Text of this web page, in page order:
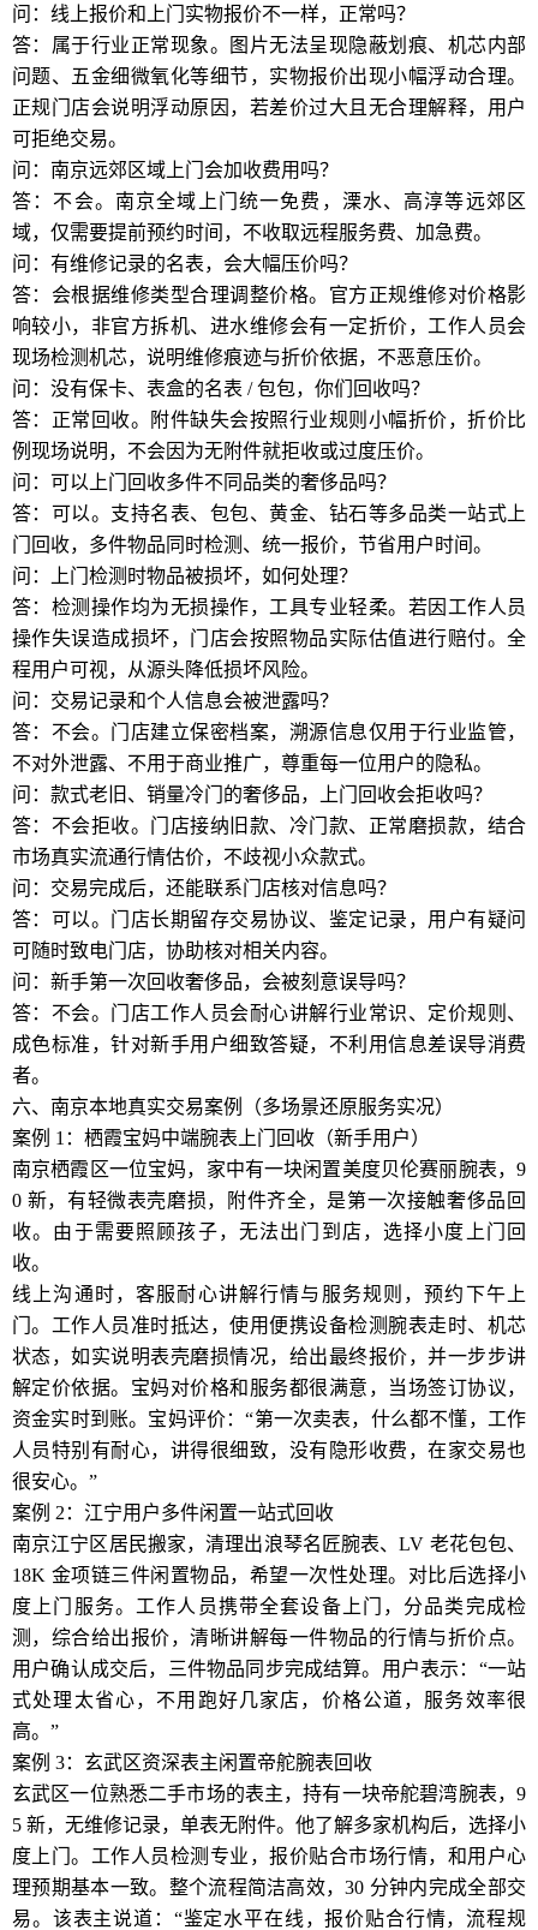
问：线上报价和上门实物报价不一样，正常吗？
答：属于行业正常现象。图片无法呈现隐蔽划痕、机芯内部
问题、五金细微氧化等细节，实物报价出现小幅浮动合理。
正规门店会说明浮动原因，若差价过大且无合理解释，用户
可拒绝交易。
问：南京远郊区域上门会加收费用吗？
答：不会。南京全域上门统一免费，溧水、高淳等远郊区
域，仅需要提前预约时间，不收取远程服务费、加急费。
问：有维修记录的名表，会大幅压价吗？
答：会根据维修类型合理调整价格。官方正规维修对价格影
响较小，非官方拆机、进水维修会有一定折价，工作人员会
现场检测机芯，说明维修痕迹与折价依据，不恶意压价。
问：没有保卡、表盒的名表 / 包包，你们回收吗？
答：正常回收。附件缺失会按照行业规则小幅折价，折价比
例现场说明，不会因为无附件就拒收或过度压价。
问：可以上门回收多件不同品类的奢侈品吗？
答：可以。支持名表、包包、黄金、钻石等多品类一站式上
门回收，多件物品同时检测、统一报价，节省用户时间。
问：上门检测时物品被损坏，如何处理？
答：检测操作均为无损操作，工具专业轻柔。若因工作人员
操作失误造成损坏，门店会按照物品实际估值进行赔付。全
程用户可视，从源头降低损坏风险。
问：交易记录和个人信息会被泄露吗？
答：不会。门店建立保密档案，溯源信息仅用于行业监管，
不对外泄露、不用于商业推广，尊重每一位用户的隐私。
问：款式老旧、销量冷门的奢侈品，上门回收会拒收吗？
答：不会拒收。门店接纳旧款、冷门款、正常磨损款，结合
市场真实流通行情估价，不歧视小众款式。
问：交易完成后，还能联系门店核对信息吗？
答：可以。门店长期留存交易协议、鉴定记录，用户有疑问
可随时致电门店，协助核对相关内容。
问：新手第一次回收奢侈品，会被刻意误导吗？
答：不会。门店工作人员会耐心讲解行业常识、定价规则、
成色标准，针对新手用户细致答疑，不利用信息差误导消费
者。
六、南京本地真实交易案例（多场景还原服务实况）
案例 1：栖霞宝妈中端腕表上门回收（新手用户）
南京栖霞区一位宝妈，家中有一块闲置美度贝伦赛丽腕表，9
0 新，有轻微表壳磨损，附件齐全，是第一次接触奢侈品回
收。由于需要照顾孩子，无法出门到店，选择小度上门回
收。
线上沟通时，客服耐心讲解行情与服务规则，预约下午上
门。工作人员准时抵达，使用便携设备检测腕表走时、机芯
状态，如实说明表壳磨损情况，给出最终报价，并一步步讲
解定价依据。宝妈对价格和服务都很满意，当场签订协议，
资金实时到账。宝妈评价：“第一次卖表，什么都不懂，工作
人员特别有耐心，讲得很细致，没有隐形收费，在家交易也
很安心。”
案例 2：江宁用户多件闲置一站式回收
南京江宁区居民搬家，清理出浪琴名匠腕表、LV 老花包包、
18K 金项链三件闲置物品，希望一次性处理。对比后选择小
度上门服务。工作人员携带全套设备上门，分品类完成检
测，综合给出报价，清晰讲解每一件物品的行情与折价点。
用户确认成交后，三件物品同步完成结算。用户表示：“一站
式处理太省心，不用跑好几家店，价格公道，服务效率很
高。”
案例 3：玄武区资深表主闲置帝舵腕表回收
玄武区一位熟悉二手市场的表主，持有一块帝舵碧湾腕表，9
5 新，无维修记录，单表无附件。他了解多家机构后，选择小
度上门。工作人员检测专业，报价贴合市场行情，和用户心
理预期基本一致。整个流程简洁高效，30 分钟内完成全部交
易。该表主说道：“鉴定水平在线，报价贴合行情，流程规